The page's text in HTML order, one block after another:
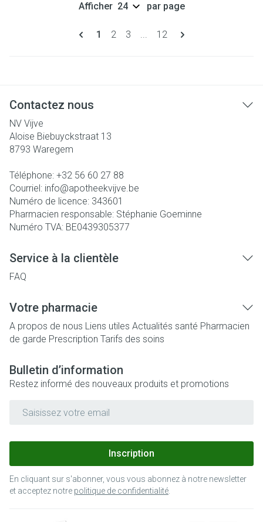
Pages
Vous lisez actuellement la page
1 Page
2 Page
3 ... Page
12
Afficher par page
Contactez nous
NV Vijve
Aloise Biebuyckstraat 13
8793 Waregem
Téléphone: +32 56 60 27 88
Courriel: info@apotheekvijve.be
Numéro de licence: 343601
Pharmacien responsable: Stéphanie Goeminne
Numéro TVA: BE0439305377
Service à la clientèle
FAQ
Votre pharmacie
A propos de nous Liens utiles Actualités santé Pharmacien
de garde Prescription Tarifs des soins
Bulletin d’information
Restez informé des nouveaux produits et promotions
Inscription
En cliquant sur s'abonner, vous vous abonnez à notre newsletter
et acceptez notre politique de confidentialité